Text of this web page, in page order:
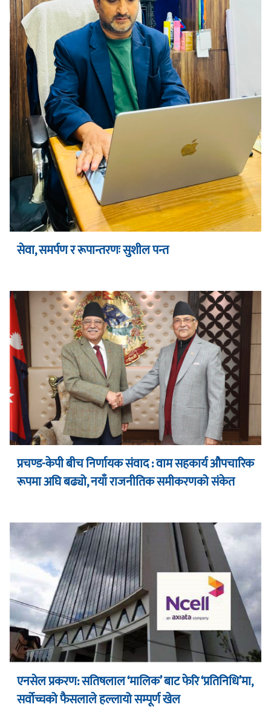
सेवा, समर्पण र रूपान्तरणः सुशील पन्त
प्रचण्ड-केपी बीच निर्णायक संवाद : वाम सहकार्य औपचारिक
रूपमा अघि बढ्यो, नयाँ राजनीतिक समीकरणको संकेत
एनसेल प्रकरण: सतिषलाल ‘मालिक’ बाट फेरि ‘प्रतिनिधि’मा,
सर्वोच्चको फैसलाले हल्लायो सम्पूर्ण खेल